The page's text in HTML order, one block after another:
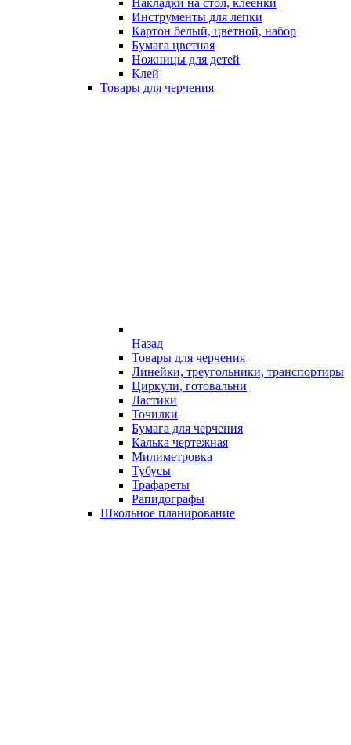
Накладки на стол, клеёнки
Инструменты для лепки
Картон белый, цветной, набор
Бумага цветная
Ножницы для детей
Клей
Товары для черчения
Назад
Товары для черчения
Линейки, треугольники, транспортиры
Циркули, готовальни
Ластики
Точилки
Бумага для черчения
Калька чертежная
Милиметровка
Тубусы
Трафареты
Рапидографы
Школьное планирование